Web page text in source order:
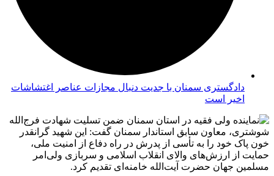
دادگستری سمنان با جدیت دنبال مجازات عناصر اغتشاشات
اخیر است